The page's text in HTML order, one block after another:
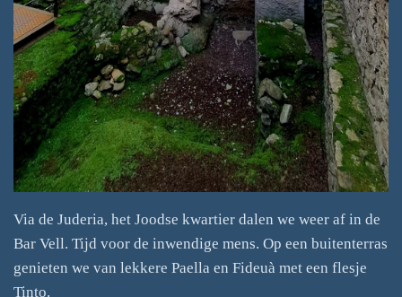
Via de Juderia, het Joodse kwartier dalen we weer af in de
Bar Vell. Tijd voor de inwendige mens. Op een buitenterras
genieten we van lekkere Paella en Fideuà met een flesje
Tinto.